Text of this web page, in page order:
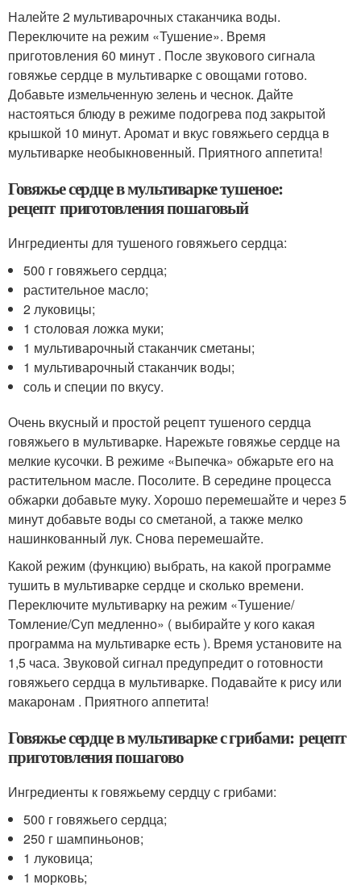
Налейте 2 мультиварочных стаканчика воды.
Переключите на режим «Тушение». Время
приготовления 60 минут . После звукового сигнала
говяжье сердце в мультиварке с овощами готово.
Добавьте измельченную зелень и чеснок. Дайте
настояться блюду в режиме подогрева под закрытой
крышкой 10 минут. Аромат и вкус говяжьего сердца в
мультиварке необыкновенный. Приятного аппетита!
Говяжье сердце в мультиварке тушеное:
рецепт приготовления пошаговый
Ингредиенты для тушеного говяжьего сердца:
500 г говяжьего сердца;
растительное масло;
2 луковицы;
1 столовая ложка муки;
1 мультиварочный стаканчик сметаны;
1 мультиварочный стаканчик воды;
соль и специи по вкусу.
Очень вкусный и простой рецепт тушеного сердца
говяжьего в мультиварке. Нарежьте говяжье сердце на
мелкие кусочки. В режиме «Выпечка» обжарьте его на
растительном масле. Посолите. В середине процесса
обжарки добавьте муку. Хорошо перемешайте и через 5
минут добавьте воды со сметаной, а также мелко
нашинкованный лук. Снова перемешайте.
Какой режим (функцию) выбрать, на какой программе
тушить в мультиварке сердце и сколько времени.
Переключите мультиварку на режим «Тушение/
Томление/Суп медленно» ( выбирайте у кого какая
программа на мультиварке есть ). Время установите на
1,5 часа. Звуковой сигнал предупредит о готовности
говяжьего сердца в мультиварке. Подавайте к рису или
макаронам . Приятного аппетита!
Говяжье сердце в мультиварке с грибами: рецепт
приготовления пошагово
Ингредиенты к говяжьему сердцу с грибами:
500 г говяжьего сердца;
250 г шампиньонов;
1 луковица;
1 морковь;